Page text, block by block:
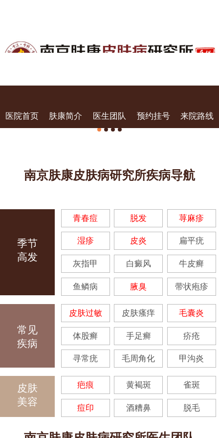
医院首页 肤康简介 医生团队 预约挂号 来院路线
南京肤康皮肤病研究所疾病导航
季节
高发
青春痘 脱发 荨麻疹
湿疹 皮炎 扁平疣
灰指甲 白癜风 牛皮癣
鱼鳞病 腋臭 带状疱疹
常见
疾病
皮肤过敏 皮肤瘙痒 毛囊炎
体股癣 手足癣 疥疮
寻常疣 毛周角化 甲沟炎
皮肤
美容
疤痕 黄褐斑 雀斑
痘印 酒糟鼻 脱毛